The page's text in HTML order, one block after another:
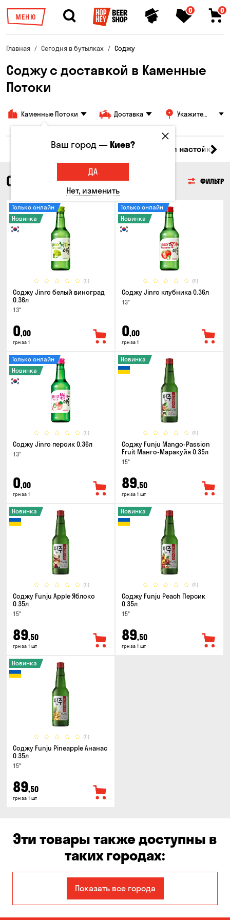
МЕНЮ
0 0
Главная Сегодня в бутылках Соджу
Соджу с доставкой в Каменные
Потоки
Каменные Потоки Доставка
Укажите
Коктейли Соджу Ликеры и настойки
СОДЖУ ФИЛЬТР
(0)
Только онлайн
Новинка
Соджу Jinro белый виноград
0.36л
13°
0,00
грн за 1
(0)
Только онлайн
Новинка
Соджу Jinro клубника 0.36л
13°
0,00
грн за 1
(0)
Только онлайн
Новинка
Соджу Jinro персик 0.36л
13°
0,00
грн за 1
(0)
Новинка
Соджу Funju Mango-Passion
Fruit Манго-Маракуйя 0.35л
15°
89,50
грн за 1 шт
(0)
Новинка
Соджу Funju Apple Яблоко
0.35л
15°
89,50
грн за 1 шт
(0)
Новинка
Соджу Funju Peach Персик
0.35л
15°
89,50
грн за 1 шт
(0)
Новинка
Соджу Funju Pineapple Ананас
0.35л
15°
89,50
грн за 1 шт
Эти товары также доступны в
таких городах:
Авангард
Бабурка Балабино
Показать все города
Ваш город —Киев?
ДА
Нет, изменить